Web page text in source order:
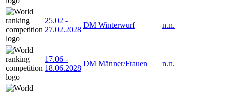
25.02 -
27.02.2028
DM Winterwurf n.n.
17.06 -
18.06.2028
DM Männer/Frauen n.n.